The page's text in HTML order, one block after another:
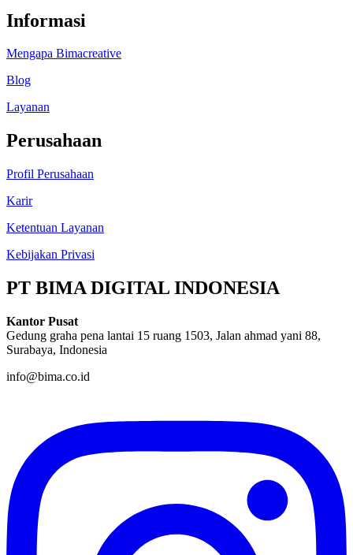
Informasi
Mengapa Bimacreative
Blog
Layanan
Perusahaan
Profil Perusahaan
Karir
Ketentuan Layanan
Kebijakan Privasi
PT BIMA DIGITAL INDONESIA
Kantor Pusat
Gedung graha pena lantai 15 ruang 1503, Jalan ahmad yani 88,
Surabaya, Indonesia
info@bima.co.id